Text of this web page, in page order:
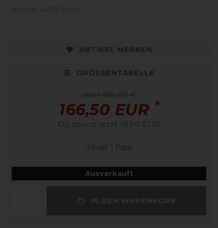
ARTIKEL MERKEN
GRÖSSENTABELLE
statt 185,00 €
166,50 EUR *
Du sparst jetzt 18,50 EUR
Inhalt 1 Paar
Ausverkauft
IN DEN WARENKORB